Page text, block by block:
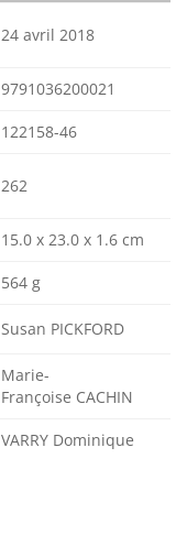
24 avril 2018
9791036200021
122158-46
262
15.0 x 23.0 x 1.6 cm
564 g
Susan PICKFORD
Marie-
Françoise CACHIN
VARRY Dominique